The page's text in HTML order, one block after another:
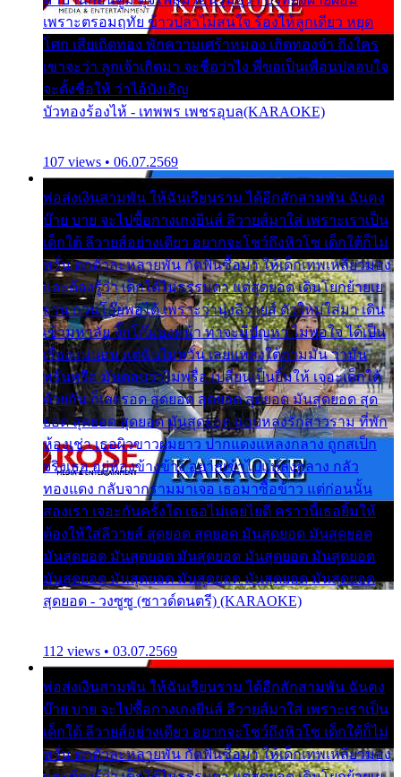
เพราะตรอมฤทัย ข้าวปลาไม่สนใจ ร้องไห้ลูกเดียว หยุด
โศก เสียเถิดทอง พักความเศร้าหมอง เถิดทองจ๋า ถึงใคร
เขาจะว่า ลูกเจ้าเกิดมา จะชื่อว่าไง พี่ขอเป็นเพื่อนปลอบใจ
จะตั้งชื่อให้ ว่าไอ้บังเอิญ
บัวทองร้องไห้ - เทพพร เพชรอุบล(KARAOKE)
107 views • 06.07.2569
พ่อส่งเงินสามพัน ให้ฉันเรียนราม ได้อีกสักสามพัน ฉันคง
บ๊าย บาย จะไปซื้อกางเกงยีนส์ ลีวายส์มาใส่ เพราะเราเป็น
เด็กใต้ ลีวายส์อย่างเดียว อยากจะโชว์ถึงหิวโซ เด็กใต้ก็ไม่
หวั่น ตกตัวละหลายพัน กัดฟันซื้อมา ให้เด็กเทพเหลียวมอง
และต้องรู้ว่า เด็กใต้ไม่ธรรมดา แต่สุดยอด เดินโยกย้ายเย
ยวน กวนโอ๊ยพอได้ เพราะว่านุ่งลีวายส์ ตัวใหม่ใส่มา เดิน
เข้ามหาลัย จิ๊กโก๊มองหน้า ท่าจะมีปัญหา ไม่พอใจ ได้เป็น
เรื่องแน่นอน แต่ฉันไม่หวั่น เลยแหลงใต้ถามมัน ว่ามัน
พรั่นพรือ มันตอบว่าไม่พรื่อ เปลี่ยนเป็นยิ้มให้ เจอะเด็กใต้
ด้วยกัน ก็เลยรอด สุดยอด สุดยอด สุดยอด มันสุดยอด สุด
ยอด สุดยอด สุดยอด มันสุดยอด แอบหลงรักสาวราม ที่พัก
ห้องเช่า เธอผิวขาวผมยาว ปากแดงแหลงกลาง ถูกสเป็ก
จริงเธอ อยู่ห้องข้างข้าง อยากเข้าไปแหลงกลาง กลัว
ทองแดง กลับจากรามมาเจอ เธอมาซื้อข้าว แต่ก่อนนั้น
สองเรา เจอะกันครั้งใด เธอไม่เคยไยดี คราวนี้เธอยิ้มให้
ต้องให้ใส่ลีวายส์ สุดยอด สุดยอด มันสุดยอด มันสุดยอด
มันสุดยอด มันสุดยอด มันสุดยอด มันสุดยอด มันสุดยอด
มันสุดยอด มันสุดยอด มันสุดยอด มันสุดยอด มันสุดยอด
สุดยอด - วงซูซู (ซาวด์ดนตรี) (KARAOKE)
112 views • 03.07.2569
พ่อส่งเงินสามพัน ให้ฉันเรียนราม ได้อีกสักสามพัน ฉันคง
บ๊าย บาย จะไปซื้อกางเกงยีนส์ ลีวายส์มาใส่ เพราะเราเป็น
เด็กใต้ ลีวายส์อย่างเดียว อยากจะโชว์ถึงหิวโซ เด็กใต้ก็ไม่
หวั่น ตกตัวละหลายพัน กัดฟันซื้อมา ให้เด็กเทพเหลียวมอง